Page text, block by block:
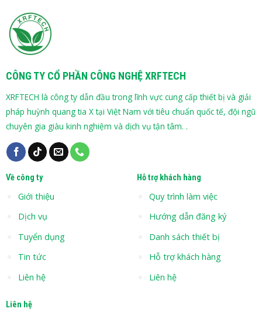
CÔNG TY CỔ PHẦN CÔNG NGHỆ XRFTECH
XRFTECH là công ty dẫn đầu trong lĩnh vực cung cấp thiết bị và giải
pháp huỳnh quang tia X tại Việt Nam với tiêu chuẩn quốc tế, đội ngũ
chuyên gia giàu kinh nghiệm và dịch vụ tận tâm. .
Về công ty
Giới thiệu
Dịch vụ
Tuyển dụng
Tin tức
Liên hệ
Hỗ trợ khách hàng
Quy trình làm việc
Hướng dẫn đăng ký
Danh sách thiết bị
Hỗ trợ khách hàng
Liên hệ
Liên hệ